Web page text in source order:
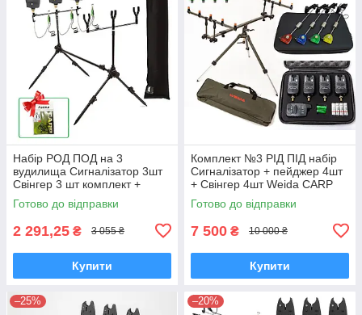
Набір РОД ПОД на 3
вудилища Сигналізатор 3шт
Свінгер 3 шт комплект +
чохол
Готово до відправки
2 291,25 ₴ 3 055 ₴
Купити
Комплект №3 РІД ПІД набір
Сигналізатор + пейджер 4шт
+ Свінгер 4шт Weida CARP
FOX + чохол
Готово до відправки
7 500 ₴ 10 000 ₴
Купити
–25% –20%